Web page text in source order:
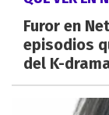
Furor en
episodios
del K-